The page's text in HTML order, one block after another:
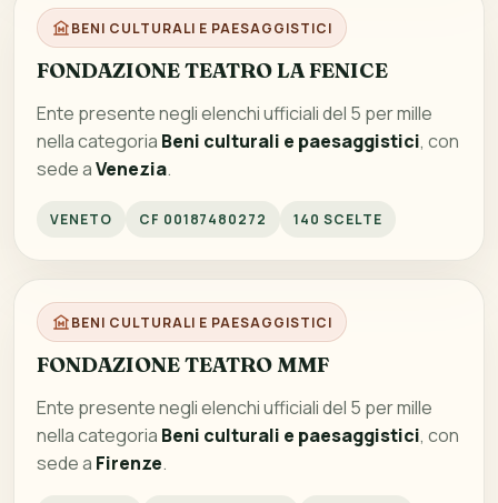
BENI CULTURALI E PAESAGGISTICI
FONDAZIONE TEATRO LA FENICE
Ente presente negli elenchi ufficiali del 5 per mille
nella categoria Beni culturali e paesaggistici, con
sede aVenezia.
VENETO CF 00187480272 140 SCELTE
BENI CULTURALI E PAESAGGISTICI
FONDAZIONE TEATRO MMF
Ente presente negli elenchi ufficiali del 5 per mille
nella categoria Beni culturali e paesaggistici, con
sede a Firenze.